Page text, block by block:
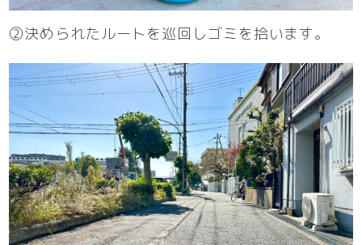
②決められたルートを巡回しゴミを拾います。